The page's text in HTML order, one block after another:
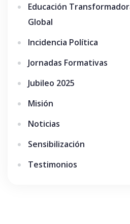
Educación
Global
Incidencia Política
Jornadas Formativas
Jubileo 2025
Misión
Noticias
Sensibilización
Testimonios